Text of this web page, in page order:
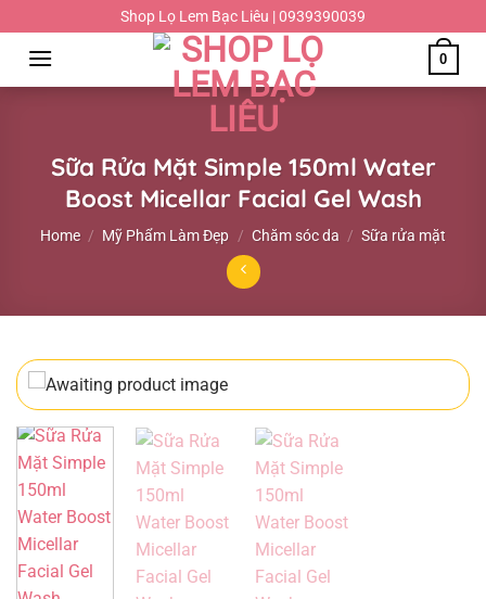
đến
dung
Shop Lọ Lem Bạc Liêu | 0939390039
0
Sữa Rửa Mặt Simple 150ml Water
Boost Micellar Facial Gel Wash
Home / Mỹ Phẩm Làm Đẹp / Chăm sóc da / Sữa rửa mặt